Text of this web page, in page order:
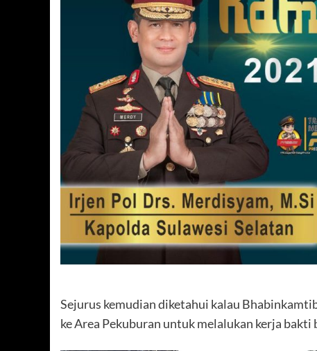
Sejurus kemudian diketahui kalau
ke Area Pekuburan untuk melalukan kerja bakti